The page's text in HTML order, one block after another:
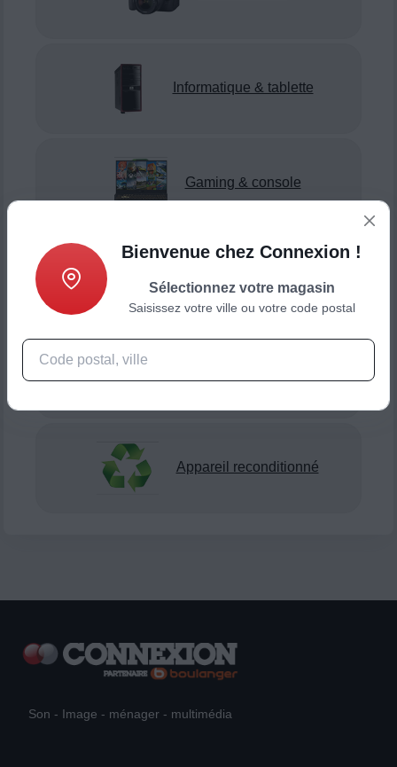
Informatique & tablette
Gaming & console
Appareil reconditionné
Son - Image - ménager - multimédia
Bienvenue chez Connexion !
Sélectionnez votre magasin
Saisissez votre ville ou votre code postal